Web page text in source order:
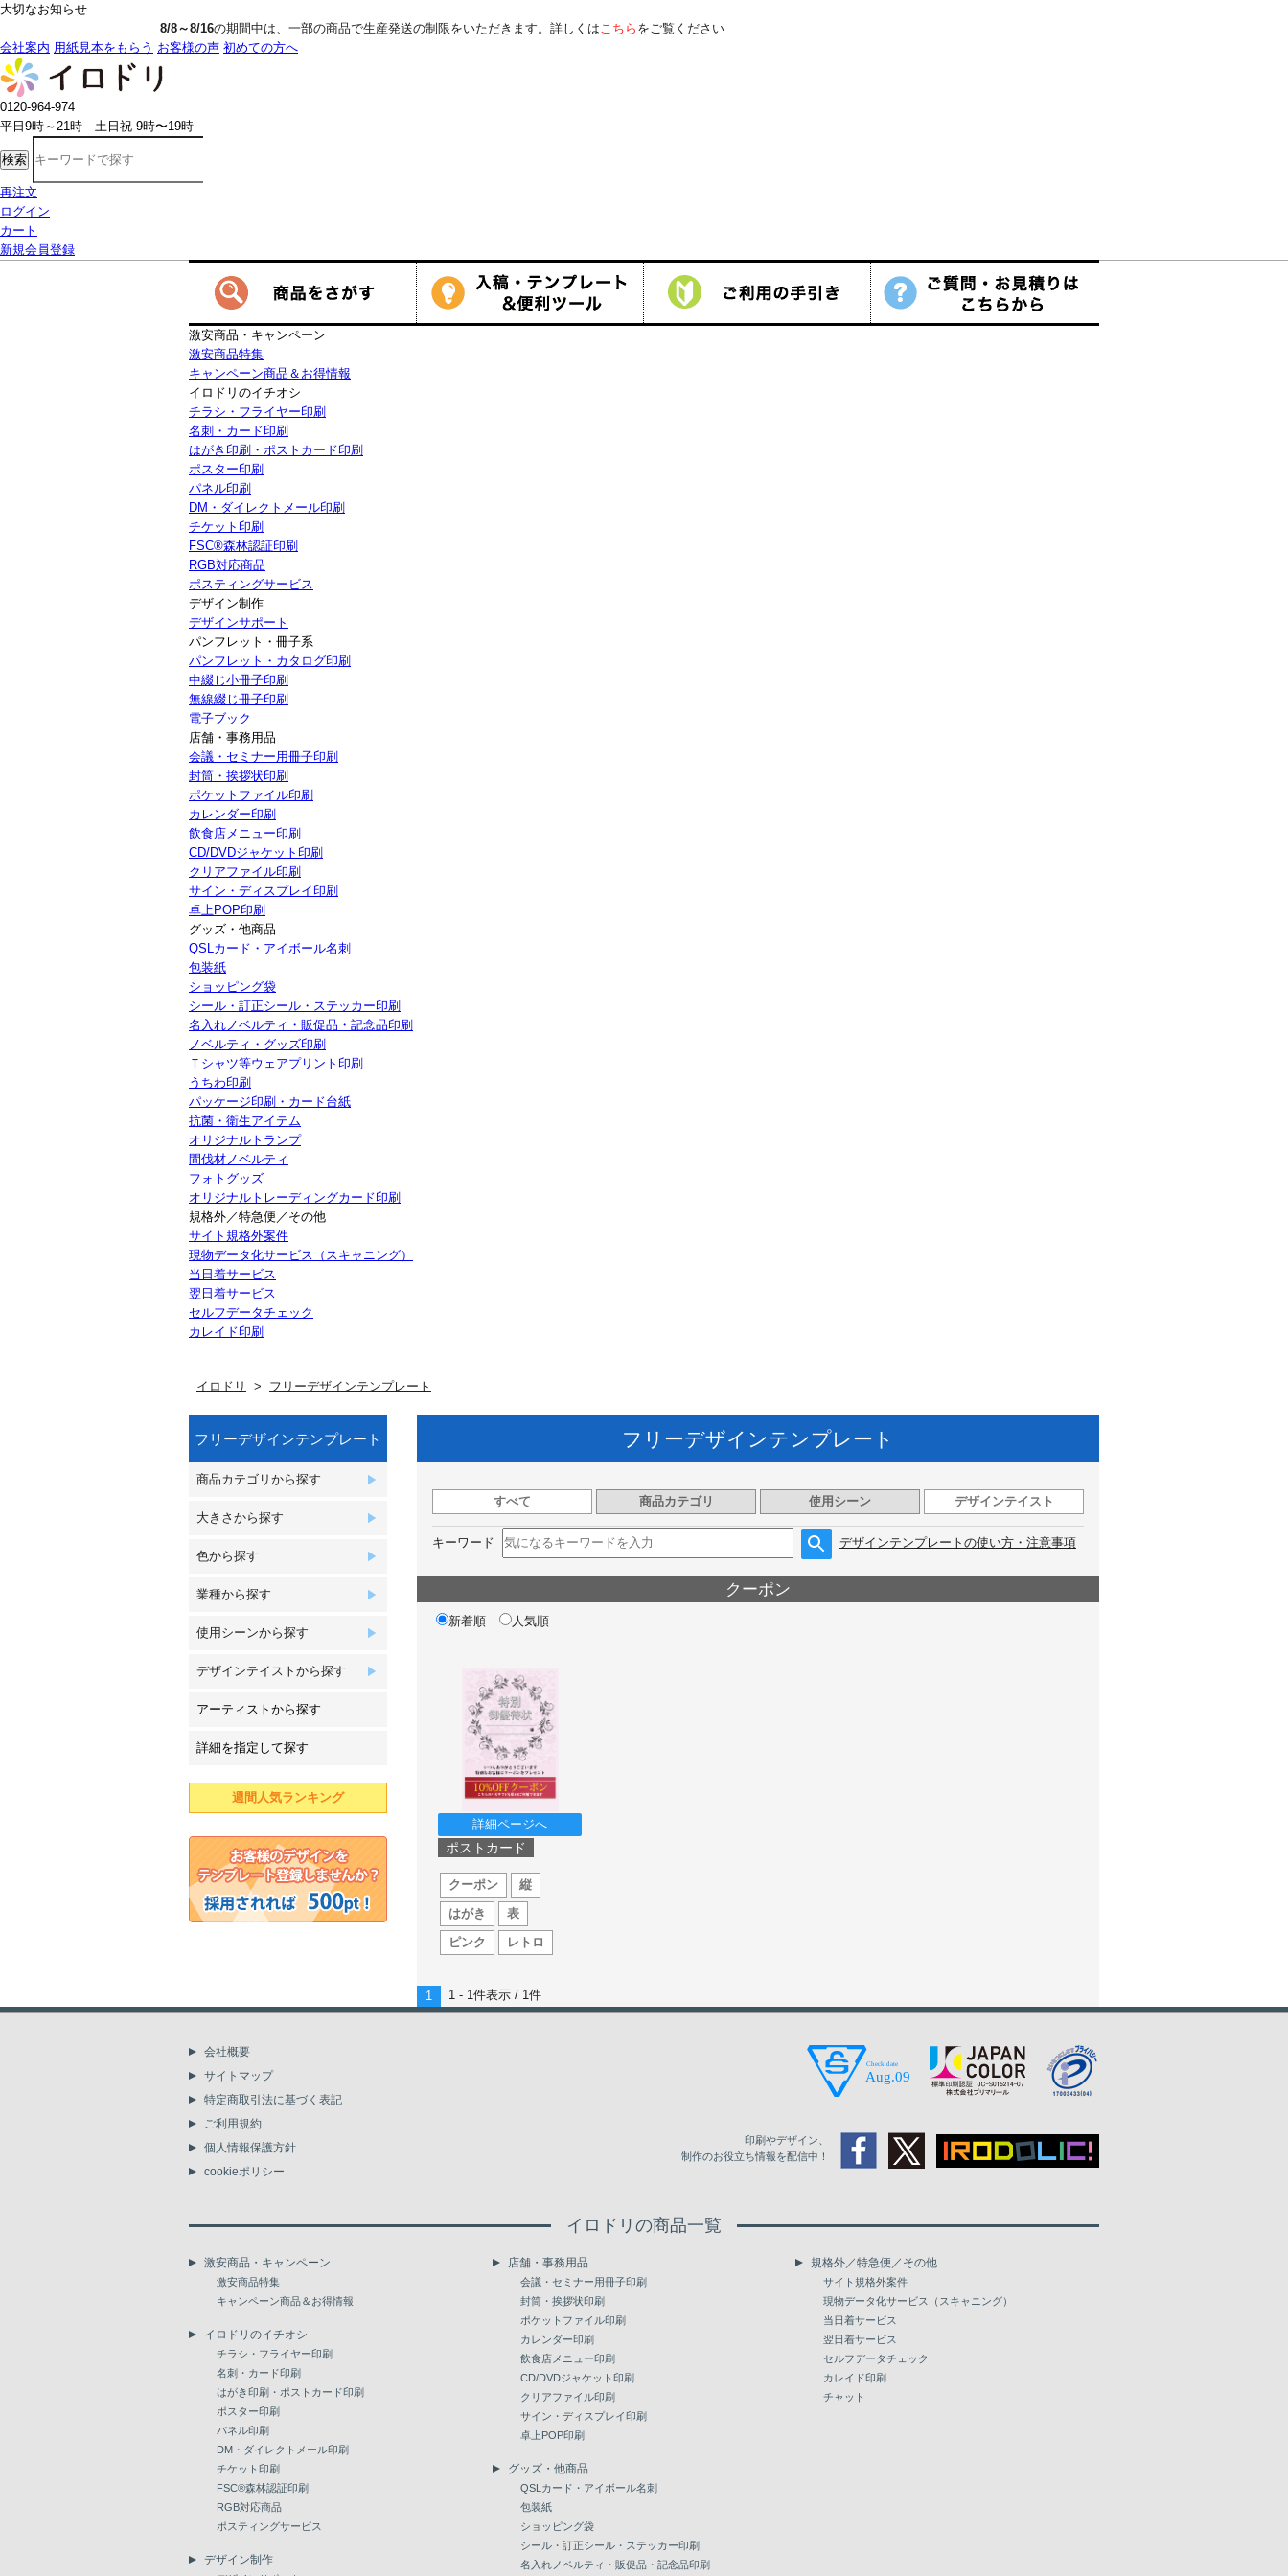
大切なお知らせ
の期間中は、一部の商品で生産発送の制限をいただきます。詳しくはこちらをご覧ください
会社案内 用紙見本をもらう お客様の声 初めての方へ
0120-964-974
平日9時～21時 土日祝 9時〜19時
検索
再注文
ログイン
カート
新規会員登録
激安商品・キャンペーン
激安商品特集
キャンペーン商品＆お得情報
イロドリのイチオシ
チラシ・フライヤー印刷
名刺・カード印刷
はがき印刷・ポストカード印刷
ポスター印刷
パネル印刷
DM・ダイレクトメール印刷
チケット印刷
FSC®森林認証印刷
RGB対応商品
ポスティングサービス
デザイン制作
デザインサポート
パンフレット・冊子系
パンフレット・カタログ印刷
中綴じ小冊子印刷
無線綴じ冊子印刷
電子ブック
店舗・事務用品
会議・セミナー用冊子印刷
封筒・挨拶状印刷
ポケットファイル印刷
カレンダー印刷
飲食店メニュー印刷
CD/DVDジャケット印刷
クリアファイル印刷
サイン・ディスプレイ印刷
卓上POP印刷
グッズ・他商品
QSLカード・アイボール名刺
包装紙
ショッピング袋
シール・訂正シール・ステッカー印刷
名入れノベルティ・販促品・記念品印刷
ノベルティ・グッズ印刷
Ｔシャツ等ウェアプリント印刷
うちわ印刷
パッケージ印刷・カード台紙
抗菌・衛生アイテム
オリジナルトランプ
間伐材ノベルティ
フォトグッズ
オリジナルトレーディングカード印刷
規格外／特急便／その他
サイト規格外案件
現物データ化サービス（スキャニング）
当日着サービス
翌日着サービス
セルフデータチェック
カレイド印刷
イロドリ フリーデザインテンプレート
フリーデザインテンプレート
商品カテゴリから探す
大きさから探す
色から探す
業種から探す
使用シーンから探す
デザインテイストから探す
アーティストから探す
詳細を指定して探す
週間人気ランキング
フリーデザインテンプレート
すべて 商品カテゴリ 使用シーン デザインテイスト
キーワード デザインテンプレートの使い方・注意事項
クーポン
新着順 人気順
詳細ページへ
ポストカード
クーポン
縦
はがき
表
ピンク
レトロ
1 1 - 1件表示 / 1件
会社概要
サイトマップ
特定商取引法に基づく表記
ご利用規約
個人情報保護方針
cookieポリシー
印刷やデザイン、
制作のお役立ち情報を配信中！
イロドリの商品一覧
激安商品・キャンペーン
激安商品特集
キャンペーン商品＆お得情報
イロドリのイチオシ
チラシ・フライヤー印刷
名刺・カード印刷
はがき印刷・ポストカード印刷
ポスター印刷
パネル印刷
DM・ダイレクトメール印刷
チケット印刷
FSC®森林認証印刷
RGB対応商品
ポスティングサービス
デザイン制作
店舗・事務用品
会議・セミナー用冊子印刷
封筒・挨拶状印刷
ポケットファイル印刷
カレンダー印刷
飲食店メニュー印刷
CD/DVDジャケット印刷
クリアファイル印刷
サイン・ディスプレイ印刷
卓上POP印刷
グッズ・他商品
QSLカード・アイボール名刺
包装紙
ショッピング袋
シール・訂正シール・ステッカー印刷
名入れノベルティ・販促品・記念品印刷
規格外／特急便／その他
サイト規格外案件
現物データ化サービス（スキャニング）
当日着サービス
翌日着サービス
セルフデータチェック
カレイド印刷
チャット